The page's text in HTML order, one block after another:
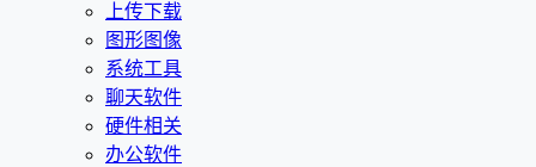
上传下载
图形图像
系统工具
聊天软件
硬件相关
办公软件